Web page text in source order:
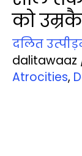
को
दलित
dalitawaaz
Atrocities,